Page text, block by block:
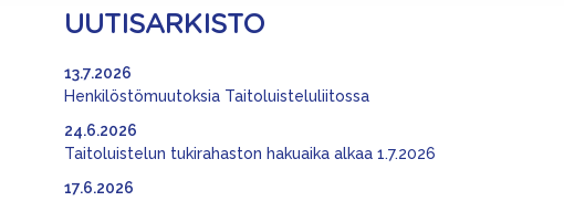
UUTISARKISTO
Henkilöstömuutoksia Taitoluisteluliitossa
13.7.2026
Taitoluistelun tukirahaston hakuaika alkaa 1.7.2026
24.6.2026
17.6.2026